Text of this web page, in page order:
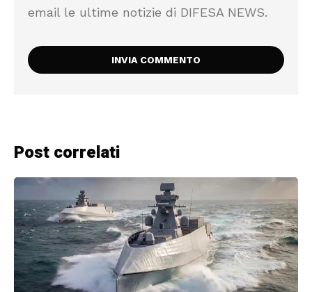
email le ultime notizie di DIFESA NEWS.
Post correlati